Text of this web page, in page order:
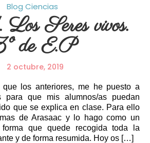
Blog Ciencias
Seres vivos.
de E.P
2 octubre, 2019
los anteriores, me he puesto a
para que mis alumnos/as puedan
que se explica en clase. Para ello
de Arasaac y lo hago como un
forma que quede recogida toda la
y de forma resumida. Hoy os […]